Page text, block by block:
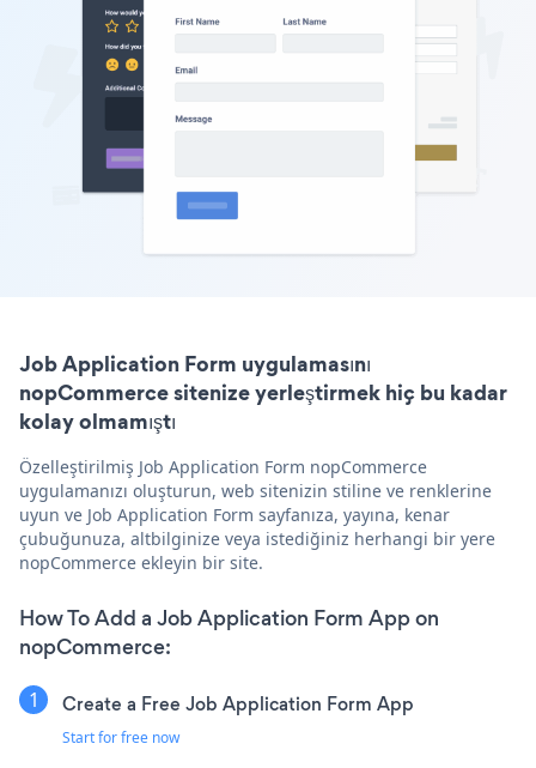
Job Application Form uygulamasını
nopCommerce sitenize yerleştirmek hiç bu kadar
kolay olmamıştı
Özelleştirilmiş Job Application Form nopCommerce
uygulamanızı oluşturun, web sitenizin stiline ve renklerine
uyun ve Job Application Form sayfanıza, yayına, kenar
çubuğunuza, altbilginize veya istediğiniz herhangi bir yere
nopCommerce ekleyin bir site.
How To Add a Job Application Form App on
nopCommerce:
Create a Free Job Application Form App
Start for free now